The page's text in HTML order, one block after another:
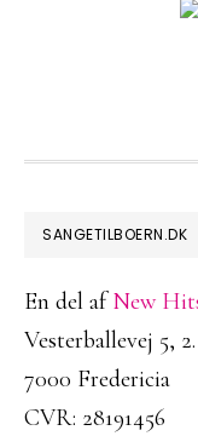
FOOTER
SANGETILBOERN.DK
En del afNew
Vesterballevej 5,
7000 Fredericia
CVR: 28191456